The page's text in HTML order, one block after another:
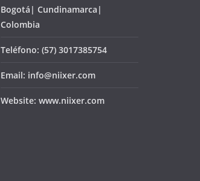
Bogotá| Cundinamarca|
Colombia
Teléfono: (57) 3017385754
Email: info@niixer.com
Website: www.niixer.com